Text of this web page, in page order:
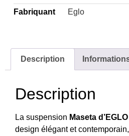
Fabriquant
Eglo
Description
Description
La suspension Maseta d’EGLO
design élégant et